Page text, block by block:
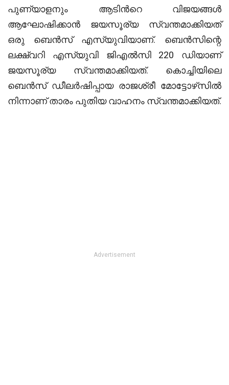
പുണ്യാളനും ആടിന്‍റെ വിജയങ്ങള്‍
ആഘോഷിക്കാന്‍ ജയസൂര്യ സ്വന്തമാക്കിയത്
ഒരു ബെന്‍സ് എസ്‌യുവിയാണ്. ബെന്‍സിന്റെ
ലക്ഷ്വറി എസ്‌യുവി ജിഎല്‍സി 220 ഡിയാണ്
ജയസൂര്യ സ്വന്തമാക്കിയത്. കൊച്ചിയിലെ
ബെന്‍സ് ഡീലര്‍ഷിപ്പായ രാജശ്രീ മോട്ടോഴ്‌സില്‍
നിന്നാണ് താരം പുതിയ വാഹനം സ്വന്തമാക്കിയത്.
Advertisement